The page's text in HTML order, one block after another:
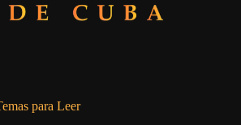
para Leer